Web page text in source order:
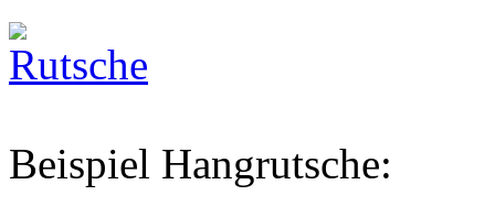
Beispiel Hangrutsche: